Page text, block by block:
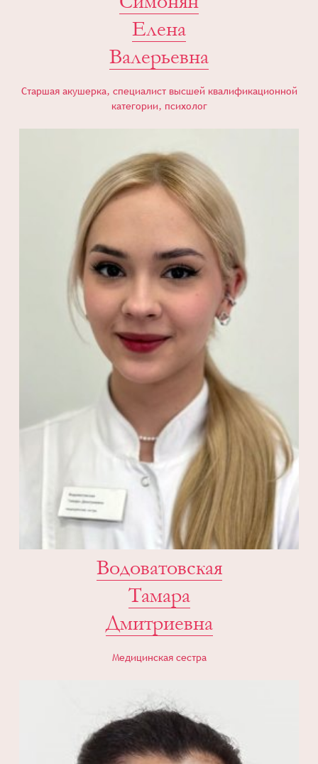
Елена
Валерьевна
Старшая акушерка, специалист высшей квалификационной
категории, психолог
Водоватовская
Тамара
Дмитриевна
Медицинская сестра